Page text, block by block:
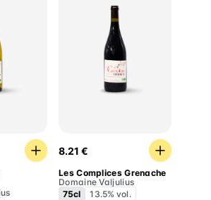
ChardonnayLes Complices Grenache
8.21 €
Les Complices Grenache
Domaine Valjulius
75cl
13.5% vol.